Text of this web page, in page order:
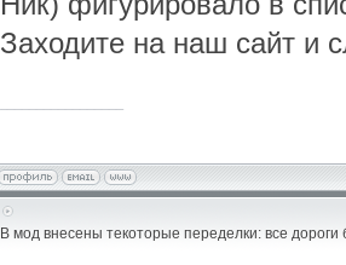
Заходите на наш сайт и
В мод внесены текоторые переделки: все